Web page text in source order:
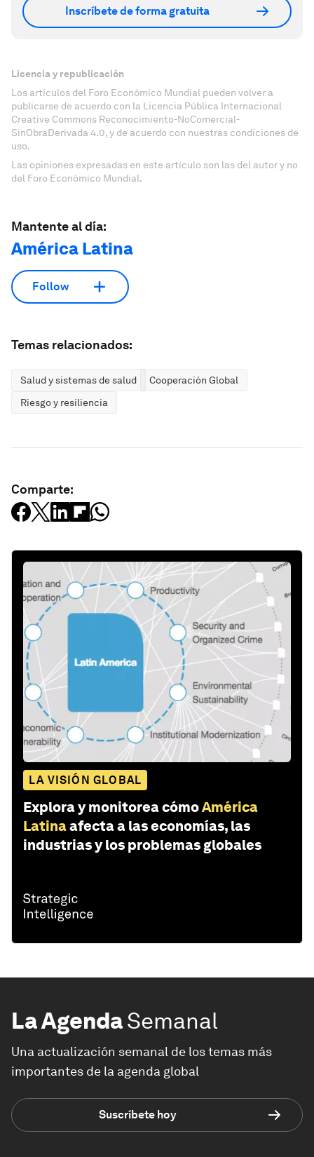
Inscríbete de forma gratuita
Licencia y republicación
Los artículos del Foro Económico Mundial pueden volver a
publicarse de acuerdo con la Licencia Pública Internacional
Creative Commons Reconocimiento-NoComercial-
SinObraDerivada 4.0, y de acuerdo con nuestras condiciones de
uso.
Las opiniones expresadas en este artículo son las del autor y no
del Foro Económico Mundial.
Mantente al día:
América Latina
Follow
Temas relacionados:
Salud y sistemas de salud
Cooperación Global
Riesgo y resiliencia
Comparte:
LA VISIÓN GLOBAL
Explora y monitorea cómoAmérica
Latinaafecta a las economías, las
industrias y los problemas globales
La AgendaSemanal
Una actualización semanal de los temas más
importantes de la agenda global
Suscríbete hoy